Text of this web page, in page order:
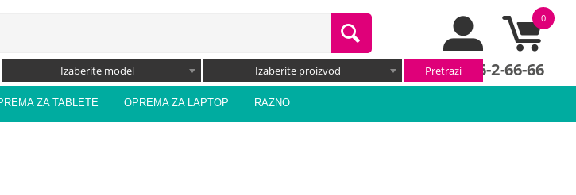
0
066/66-2-66-66
Izaberite model Izaberite proizvod
ZA TABLETE OPREMA ZA LAPTOP RAZNO